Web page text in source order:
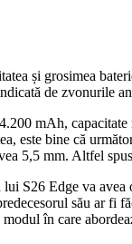
și grosimea
de zvonurile
mAh,
este bine că
5,5 mm. Altfel
S26 Edge va
său ar fi
în care